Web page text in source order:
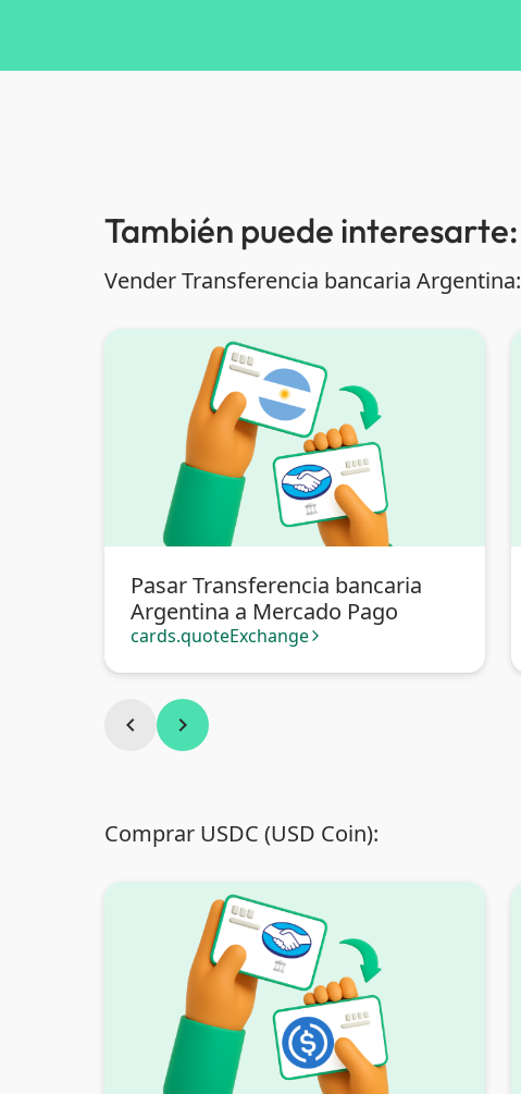
También puede interesarte:
Vender Transferencia bancaria Argentina:
Pasar Transferencia bancaria
Argentina a Mercado Pago
cards.quoteExchange arrow_forward_ios
chevron_left chevron_right
Comprar USDC (USD Coin):